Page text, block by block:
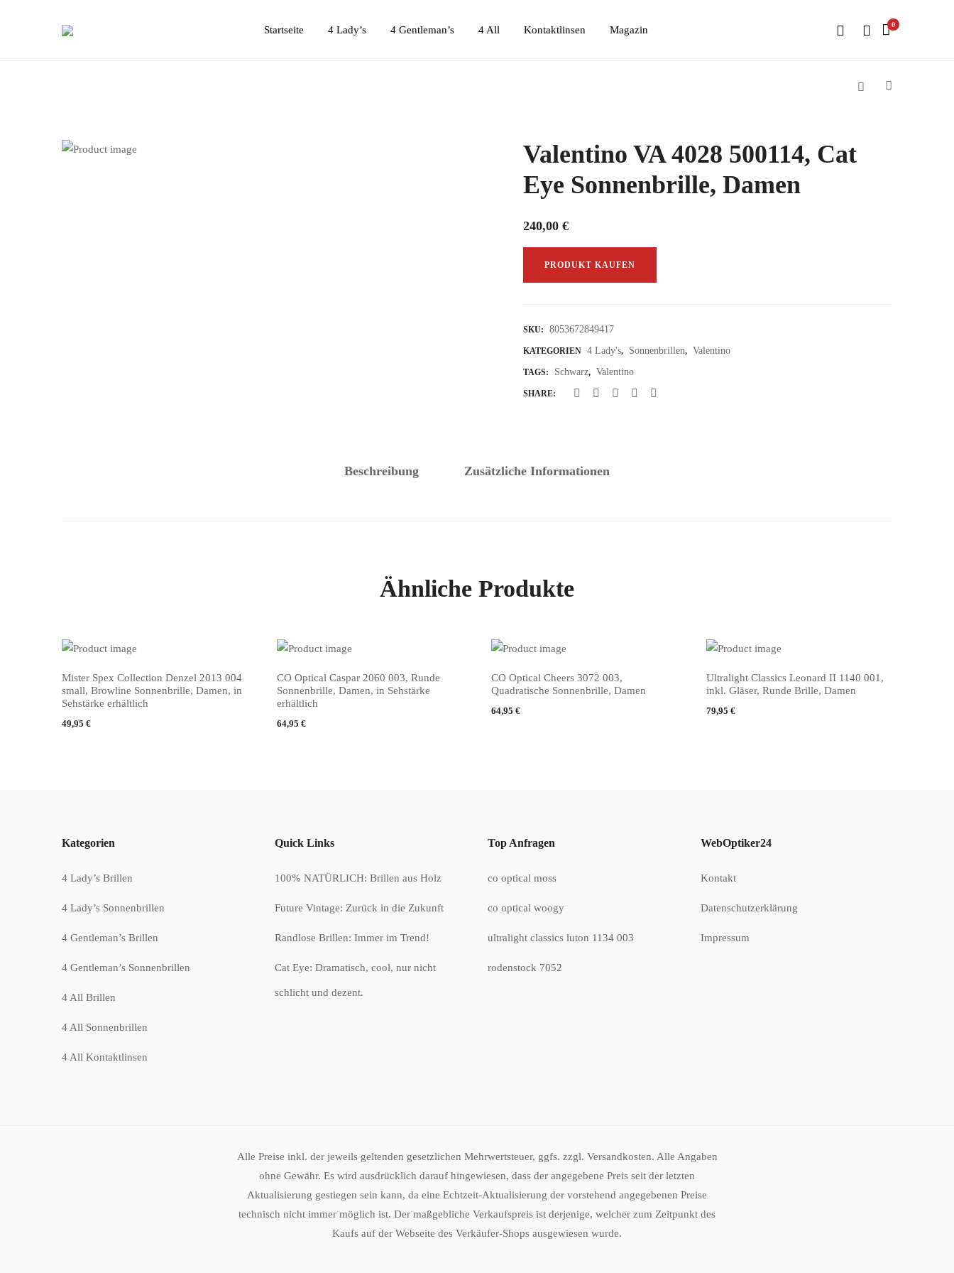
Menu
Startseite 4 Lady’s 4 Gentleman’s 4 All Kontaktlinsen Magazin 0
Valentino VA 4028 500114, Cat
Eye Sonnenbrille, Damen
240,00 €
PRODUKT KAUFEN
SKU: 8053672849417
KATEGORIEN 4 Lady's, Sonnenbrillen, Valentino
TAGS: Schwarz, Valentino
SHARE:
Beschreibung Zusätzliche Informationen
Ähnliche Produkte
PRODUKT KAUFEN
Mister Spex Collection Denzel 2013 004
small, Browline Sonnenbrille, Damen, in
Sehstärke erhältlich
49,95 €
PRODUKT KAUFEN
CO Optical Caspar 2060 003, Runde
Sonnenbrille, Damen, in Sehstärke
erhältlich
64,95 €
PRODUKT KAUFEN
CO Optical Cheers 3072 003,
Quadratische Sonnenbrille, Damen
64,95 €
PRODUKT KAUFEN
Ultralight Classics Leonard II 1140 001,
inkl. Gläser, Runde Brille, Damen
79,95 €
Kategorien
4 Lady’s Brillen
4 Lady’s Sonnenbrillen
4 Gentleman’s Brillen
4 Gentleman’s Sonnenbrillen
4 All Brillen
4 All Sonnenbrillen
4 All Kontaktlinsen
Quick Links
100% NATÜRLICH: Brillen aus Holz
Future Vintage: Zurück in die Zukunft
Randlose Brillen: Immer im Trend!
Cat Eye: Dramatisch, cool, nur nicht
schlicht und dezent.
Top Anfragen
co optical moss
co optical woogy
ultralight classics luton 1134 003
rodenstock 7052
WebOptiker24
Kontakt
Datenschutzerklärung
Impressum
Alle Preise inkl. der jeweils geltenden gesetzlichen Mehrwertsteuer, ggfs. zzgl. Versandkosten. Alle Angaben
ohne Gewähr. Es wird ausdrücklich darauf hingewiesen, dass der angegebene Preis seit der letzten
Aktualisierung gestiegen sein kann, da eine Echtzeit-Aktualisierung der vorstehend angegebenen Preise
technisch nicht immer möglich ist. Der maßgebliche Verkaufspreis ist derjenige, welcher zum Zeitpunkt des
Kaufs auf der Webseite des Verkäufer-Shops ausgewiesen wurde.